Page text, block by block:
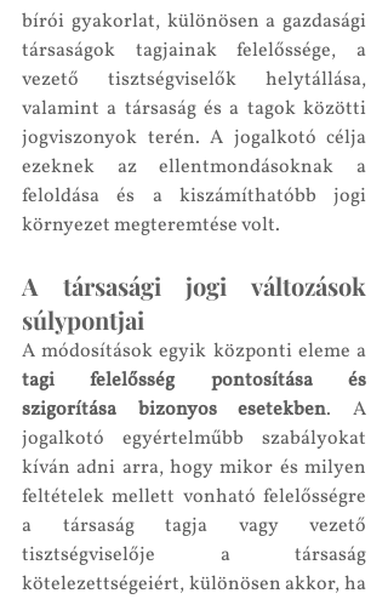
bírói gyakorlat, különösen a gazdasági
társaságok tagjainak felelőssége, a
vezető tisztségviselők helytállása,
valamint a társaság és a tagok közötti
jogviszonyok terén. A jogalkotó célja
ezeknek az ellentmondásoknak a
feloldása és a kiszámíthatóbb jogi
környezet megteremtése volt.
A társasági jogi változások
súlypontjai
tagi felelősség pontosítása és
szigorítása bizonyos esetekben. A
jogalkotó egyértelműbb szabályokat
kíván adni arra, hogy mikor és milyen
feltételek mellett vonható felelősségre
a társaság tagja vagy vezető
tisztségviselője a társaság
kötelezettségeiért, különösen akkor, ha